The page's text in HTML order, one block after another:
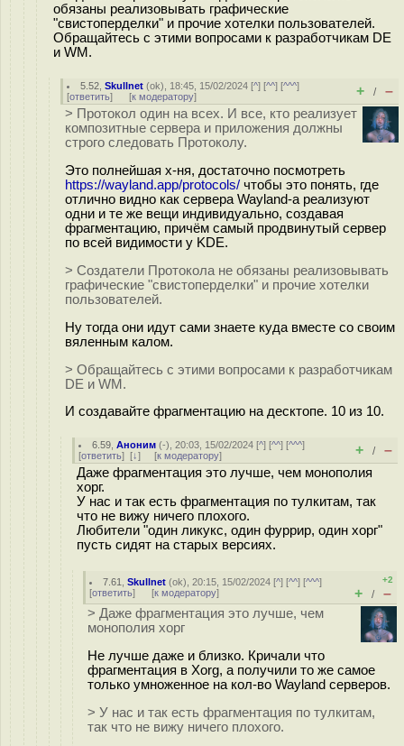
обязаны реализовывать графические
"свистоперделки" и прочие хотелки пользователей.
Обращайтесь с этими вопросами к разработчикам DE
и WM.
5.52 ,Skullnet (ok), 18:45, 15/02/2024 [^] [^^] [^^^]
[ответить] [к модератору] + / –
> Протокол один на всех. И все, кто реализует
композитные сервера и приложения должны
строго следовать Протоколу.
Это полнейшая х-ня, достаточно посмотреть
https://wayland.app/protocols/ чтобы это понять, где
отлично видно как сервера Wayland-а реализуют
одни и те же вещи индивидуально, создавая
фрагментацию, причём самый продвинутый сервер
по всей видимости у KDE.
> Создатели Протокола не обязаны реализовывать
графические "свистоперделки" и прочие хотелки
пользователей.
Ну тогда они идут сами знаете куда вместе со своим
вяленным калом.
> Обращайтесь с этими вопросами к разработчикам
DE и WM.
И создавайте фрагментацию на десктопе. 10 из 10.
6.59 ,Аноним (-), 20:03, 15/02/2024 [^] [^^] [^^^]
[ответить] [↓] [к модератору] + / –
Даже фрагментация это лучше, чем монополия
хорг.
У нас и так есть фрагментация по тулкитам, так
что не вижу ничего плохого.
Любители "один ликукс, один фуррир, один хорг"
пусть сидят на старых версиях.
7.61 ,Skullnet (ok), 20:15, 15/02/2024 [^] [^^] [^^^]
[ответить] [к модератору]
+2
+ / –
> Даже фрагментация это лучше, чем
монополия хорг
Не лучше даже и близко. Кричали что
фрагментация в Xorg, а получили то же самое
только умноженное на кол-во Wayland серверов.
> У нас и так есть фрагментация по тулкитам,
так что не вижу ничего плохого.